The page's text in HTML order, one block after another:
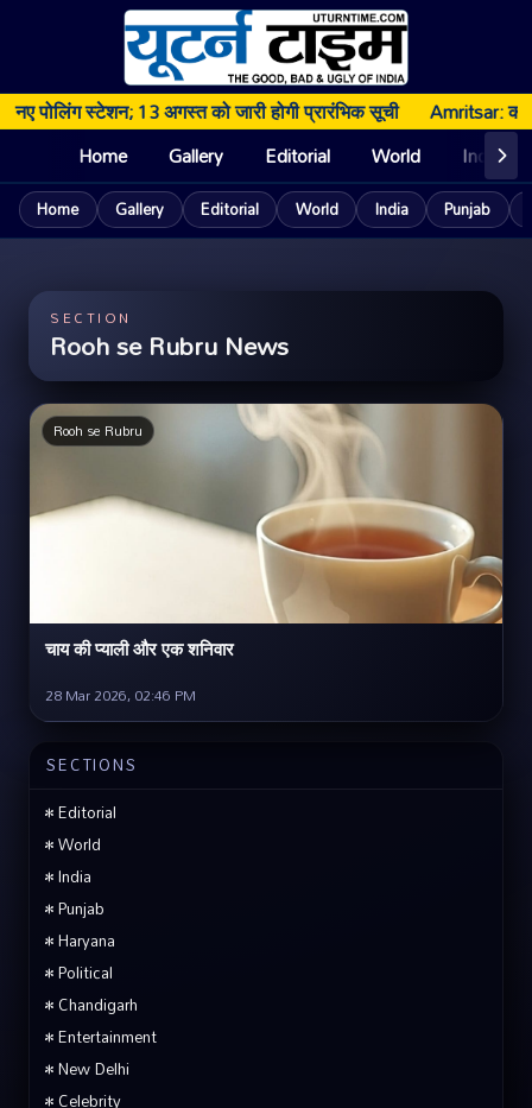
स्टेशन; 13 अगस्त को जारी होगी प्रारंभिक सूची Amritsar:
Home Gallery Editorial World India
Home Gallery Editorial World India Punjab
SECTION
Rooh se Rubru News
Rooh se Rubru
चाय की प्याली और एक शनिवार
28 Mar 2026, 02:46 PM
SECTIONS
• Editorial
• World
• India
• Punjab
• Haryana
• Political
• Chandigarh
• Entertainment
• New Delhi
• Celebrity